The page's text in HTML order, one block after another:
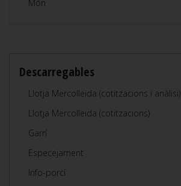
Món
Descarregables
Llotja Mercolleida (cotitzacions i anàlisi)
Llotja Mercolleida (cotitzacions)
Garrí
Especejament
Info-porcí